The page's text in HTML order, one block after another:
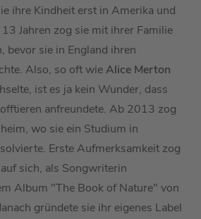
ihre Kindheit erst in Amerika und
Jahren zog sie mit ihrer Familie
bevor sie in England ihren
Also, so oft wieAlice Merton
ist es ja kein Wunder, dass
anfreundete. Ab 2013 zog
wo sie ein Studium in
Erste Aufmerksamkeit zog
sich, als Songwriterin
Album "The Book of Nature" von
gründete sie ihr eigenes Label